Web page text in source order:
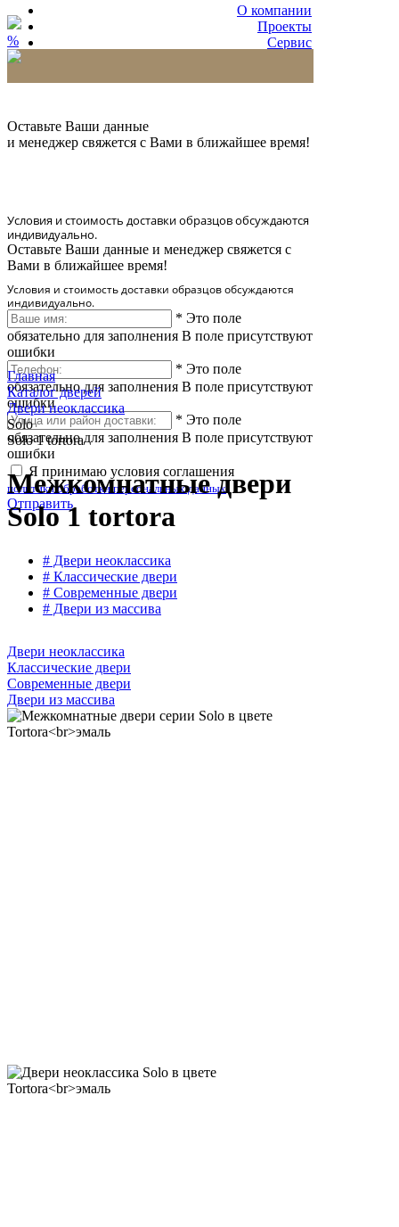
О компании
Проекты
Сервис
%
Оставьте Ваши данные
и менеджер свяжется с Вами в ближайшее время!
Условия и стоимость доставки образцов обсуждаются
индивидуально.
Оставьте Ваши данные и менеджер свяжется с
Вами в ближайшее время!
Условия и стоимость доставки образцов обсуждаются
индивидуально.
* Это поле
обязательно для заполнения В поле присутствуют
ошибки
* Это поле
обязательно для заполнения В поле присутствуют
ошибки
* Это поле
обязательно для заполнения В поле присутствуют
ошибки
Я принимаю условия соглашения
политики обработки персональных данных
Отправить
Главная
Каталог дверей
Двери неоклассика
Solo
Solo 1 tortora
Межкомнатные двери
Solo 1 tortora
# Двери неоклассика
# Классические двери
# Современные двери
# Двери из массива
Двери неоклассика
Классические двери
Современные двери
Двери из массива